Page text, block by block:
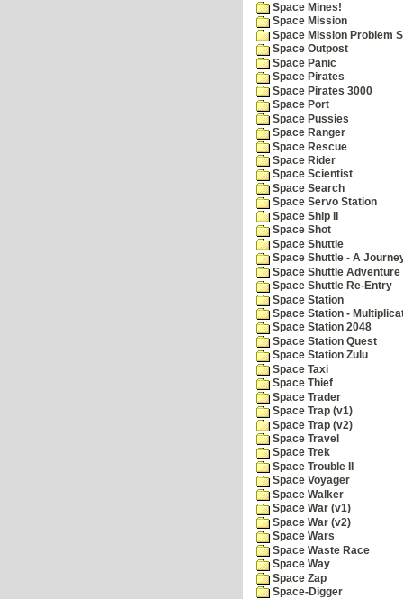
Space Mines!
Space Mission
Space Mission Problem
Space Outpost
Space Panic
Space Pirates
Space Pirates 3000
Space Port
Space Pussies
Space Ranger
Space Rescue
Space Rider
Space Scientist
Space Search
Space Servo Station
Space Ship II
Space Shot
Space Shuttle
Space Shuttle - A
Space Shuttle Adventure
Space Shuttle Re-Entry
Space Station
Space Station -
Space Station 2048
Space Station Quest
Space Station Zulu
Space Taxi
Space Thief
Space Trader
Space Trap (v1)
Space Trap (v2)
Space Travel
Space Trek
Space Trouble II
Space Voyager
Space Walker
Space War (v1)
Space War (v2)
Space Wars
Space Waste Race
Space Way
Space Zap
Space-Digger